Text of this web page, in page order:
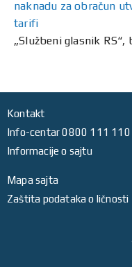
naknadu za obračun
tarifi
„Službeni glasnik
Kontakt
Info-centar 0800 111 110
Informacije o sajtu
Mapa sajta
Zaštita podataka o ličnosti